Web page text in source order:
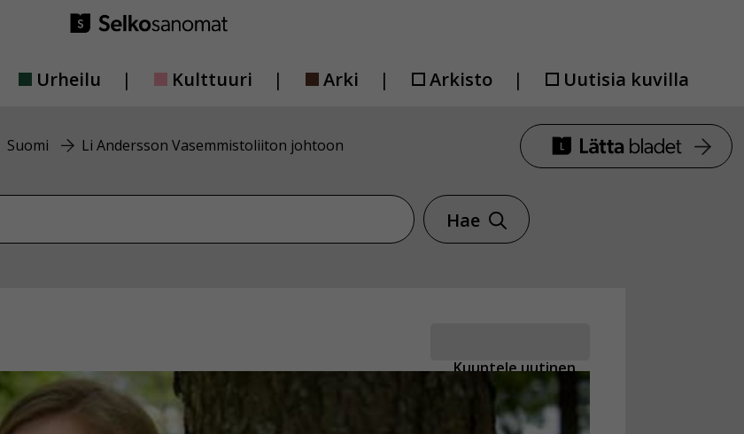
Urheilu Kulttuuri Arki Arkisto Uutisia kuvilla
Suomi Li Andersson Vasemmistoliiton johtoon
Hae
Kuuntele uutinen